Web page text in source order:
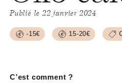
Publié le 22 janvier 2024
-15€ 15-20€
C’est comment ?